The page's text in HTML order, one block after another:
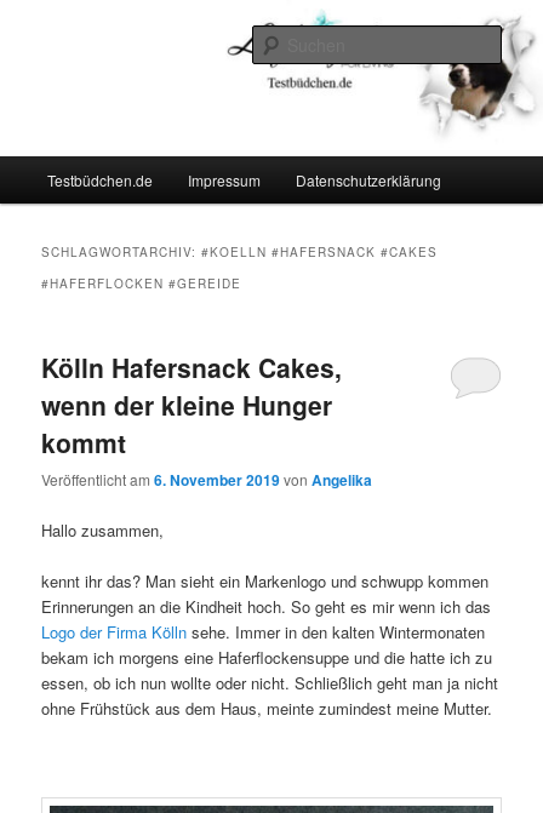
Testbüdchen.de Impressum Datenschutzerklärung
SCHLAGWORTARCHIV:#KOELLN #HAFERSNACK #CAKES
#HAFERFLOCKEN #GEREIDE
Kölln Hafersnack Cakes,
wenn der kleine Hunger
kommt
Veröffentlicht am6. November 2019vonAngelika
Hallo zusammen,
kennt ihr das? Man sieht ein Markenlogo und schwupp kommen
Erinnerungen an die Kindheit hoch. So geht es mir wenn ich das
Logo der Firma Kölln sehe. Immer in den kalten Wintermonaten
bekam ich morgens eine Haferflockensuppe und die hatte ich zu
essen, ob ich nun wollte oder nicht. Schließlich geht man ja nicht
ohne Frühstück aus dem Haus, meinte zumindest meine Mutter.